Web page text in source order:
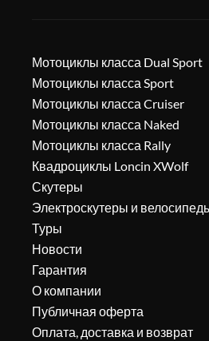
Мотоциклы класса Dual Sport
Мотоциклы класса Sport
Мотоциклы класса Cruiser
Мотоциклы класса Naked
Мотоциклы класса Rally
Квадроциклы Loncin XWolf
Скутеры
Электроскутеры и
Туры
Новости
Гарантия
О компании
Публичная оферта
Оплата, доставка и возврат